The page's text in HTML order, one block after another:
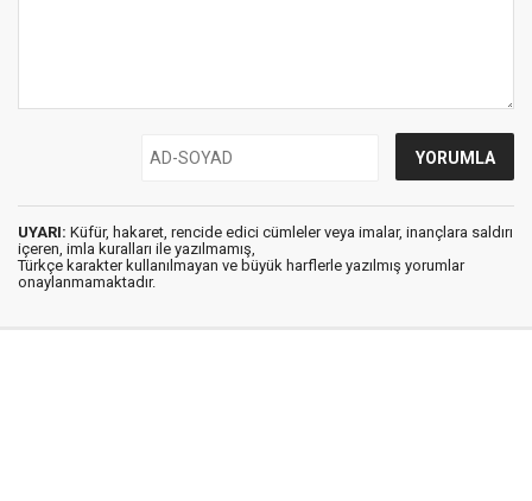
UYARI: Küfür, hakaret, rencide edici cümleler veya imalar, inançlara saldırı
içeren, imla kuralları ile yazılmamış,
Türkçe karakter kullanılmayan ve büyük harflerle yazılmış yorumlar
onaylanmamaktadır.